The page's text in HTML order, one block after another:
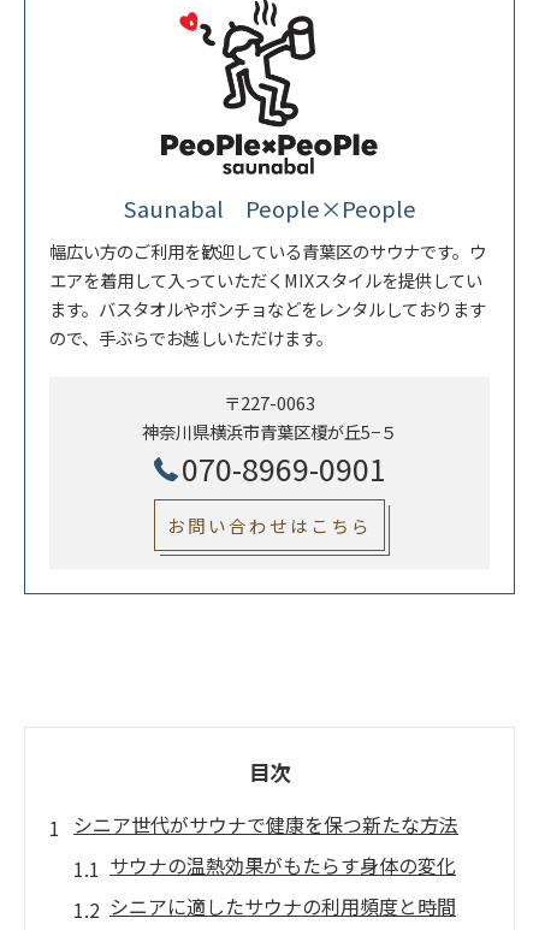
Saunabal People×People
幅広い方のご利用を歓迎している青葉区のサウナです。ウ
エアを着用して入っていただくMIXスタイルを提供してい
ます。バスタオルやポンチョなどをレンタルしております
ので、手ぶらでお越しいただけます。
〒227-0063
神奈川県横浜市青葉区榎が丘5−５
070-8969-0901
お問い合わせはこちら
目次
シニア世代がサウナで健康を保つ新たな方法
サウナの温熱効果がもたらす身体の変化
シニアに適したサウナの利用頻度と時間